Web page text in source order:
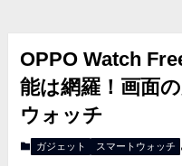
OPPO Watch
能は網羅！画面
ウォッチ
ガジェット スマートウォッチ